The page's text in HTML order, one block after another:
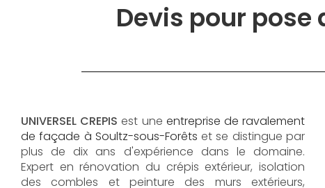
Devis pour
UNIVERSEL CREPIS est une entreprise de ravalement
de façade à Soultz-sous-Forêts et se distingue par
plus de dix ans d'expérience dans le domaine.
Expert en rénovation du crépis extérieur, isolation
des combles et peinture des murs extérieurs,